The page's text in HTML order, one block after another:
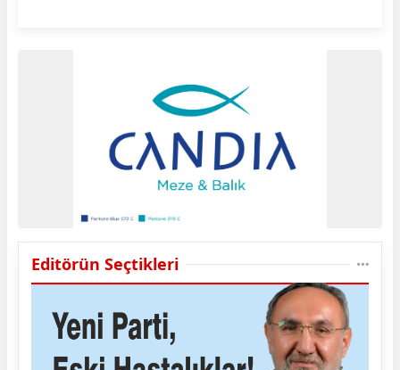
Editörün Seçtikleri